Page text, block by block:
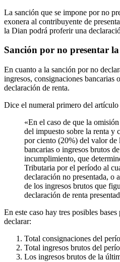
La sanción que se impone por no
exonera al contribuyente de
la Dian podrá proferir una
Sanción por no presentar
En cuanto a la sanción por no
ingresos, consignaciones bancarias
declaración de renta.
Dice el numeral primero del
«En el caso de que la
del impuesto sobre la renta y
por ciento (20%) del valor de
bancarias o ingresos brutos
incumplimiento, que
Tributaria por el período al
declaración no presentada, o
de los ingresos brutos que
declaración de renta
En este caso hay tres posibles
declarar:
Total consignaciones del
Total ingresos brutos del
Los ingresos brutos de la